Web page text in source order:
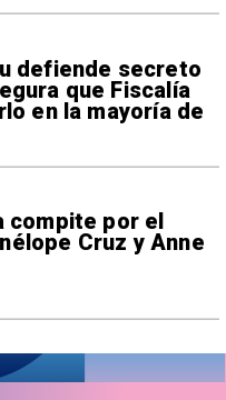
defiende secreto
que Fiscalía
en la mayoría de
por el
Cruz y Anne